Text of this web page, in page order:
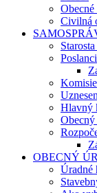
Civilná
Komisie
Hlavný
Obecný
OBECNÝ
Úradné